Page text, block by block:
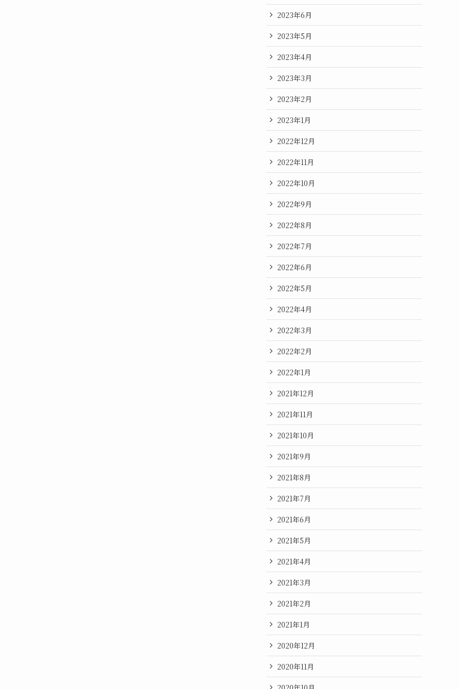
2023年6月
2023年5月
2023年4月
2023年3月
2023年2月
2023年1月
2022年12月
2022年11月
2022年10月
2022年9月
2022年8月
2022年7月
2022年6月
2022年5月
2022年4月
2022年3月
2022年2月
2022年1月
2021年12月
2021年11月
2021年10月
2021年9月
2021年8月
2021年7月
2021年6月
2021年5月
2021年4月
2021年3月
2021年2月
2021年1月
2020年12月
2020年11月